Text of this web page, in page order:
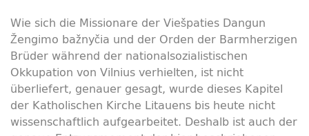
Wie sich die Missionare der Viešpaties Dangun
Žengimo bažnyčia und der Orden der Barmherzigen
Brüder während der nationalsozialistischen
Okkupation von Vilnius verhielten, ist nicht
überliefert, genauer gesagt, wurde dieses Kapitel
der Katholischen Kirche Litauens bis heute nicht
wissenschaftlich aufgearbeitet. Deshalb ist auch der